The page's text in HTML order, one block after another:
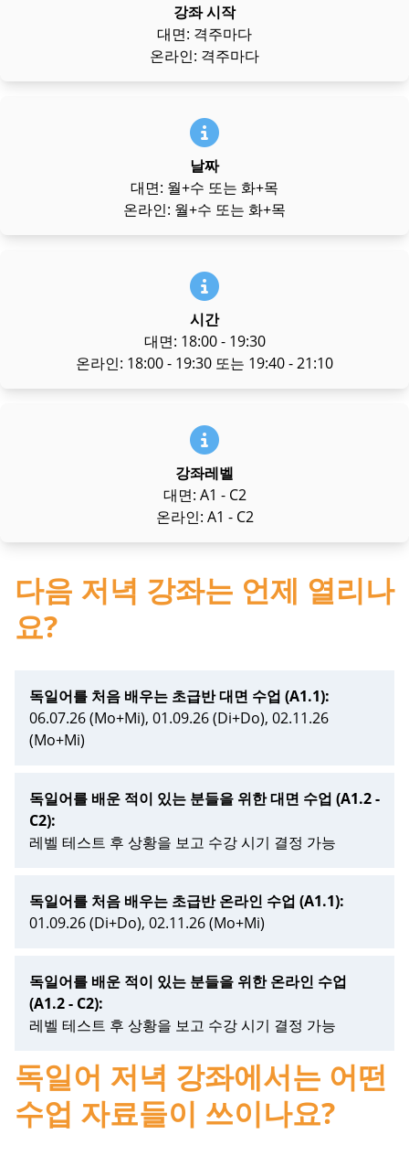
강좌 시작
대면: 격주마다
온라인: 격주마다
날짜
대면: 월+수 또는 화+목
온라인: 월+수 또는 화+목
시간
대면: 18:00 - 19:30
온라인: 18:00 - 19:30 또는 19:40 - 21:10
강좌레벨
대면: A1 - C2
온라인: A1 - C2
다음 저녁 강좌는 언제 열리나
요?
독일어를 처음 배우는 초급반 대면 수업 (A1.1):
06.07.26 (Mo+Mi), 01.09.26 (Di+Do), 02.11.26
(Mo+Mi)
독일어를 배운 적이 있는 분들을 위한 대면 수업 (A1.2 -
C2):
레벨 테스트 후 상황을 보고 수강 시기 결정 가능
독일어를 처음 배우는 초급반 온라인 수업 (A1.1):
01.09.26 (Di+Do), 02.11.26 (Mo+Mi)
독일어를 배운 적이 있는 분들을 위한 온라인 수업
(A1.2 - C2):
레벨 테스트 후 상황을 보고 수강 시기 결정 가능
독일어 저녁 강좌에서는 어떤
수업 자료들이 쓰이나요?